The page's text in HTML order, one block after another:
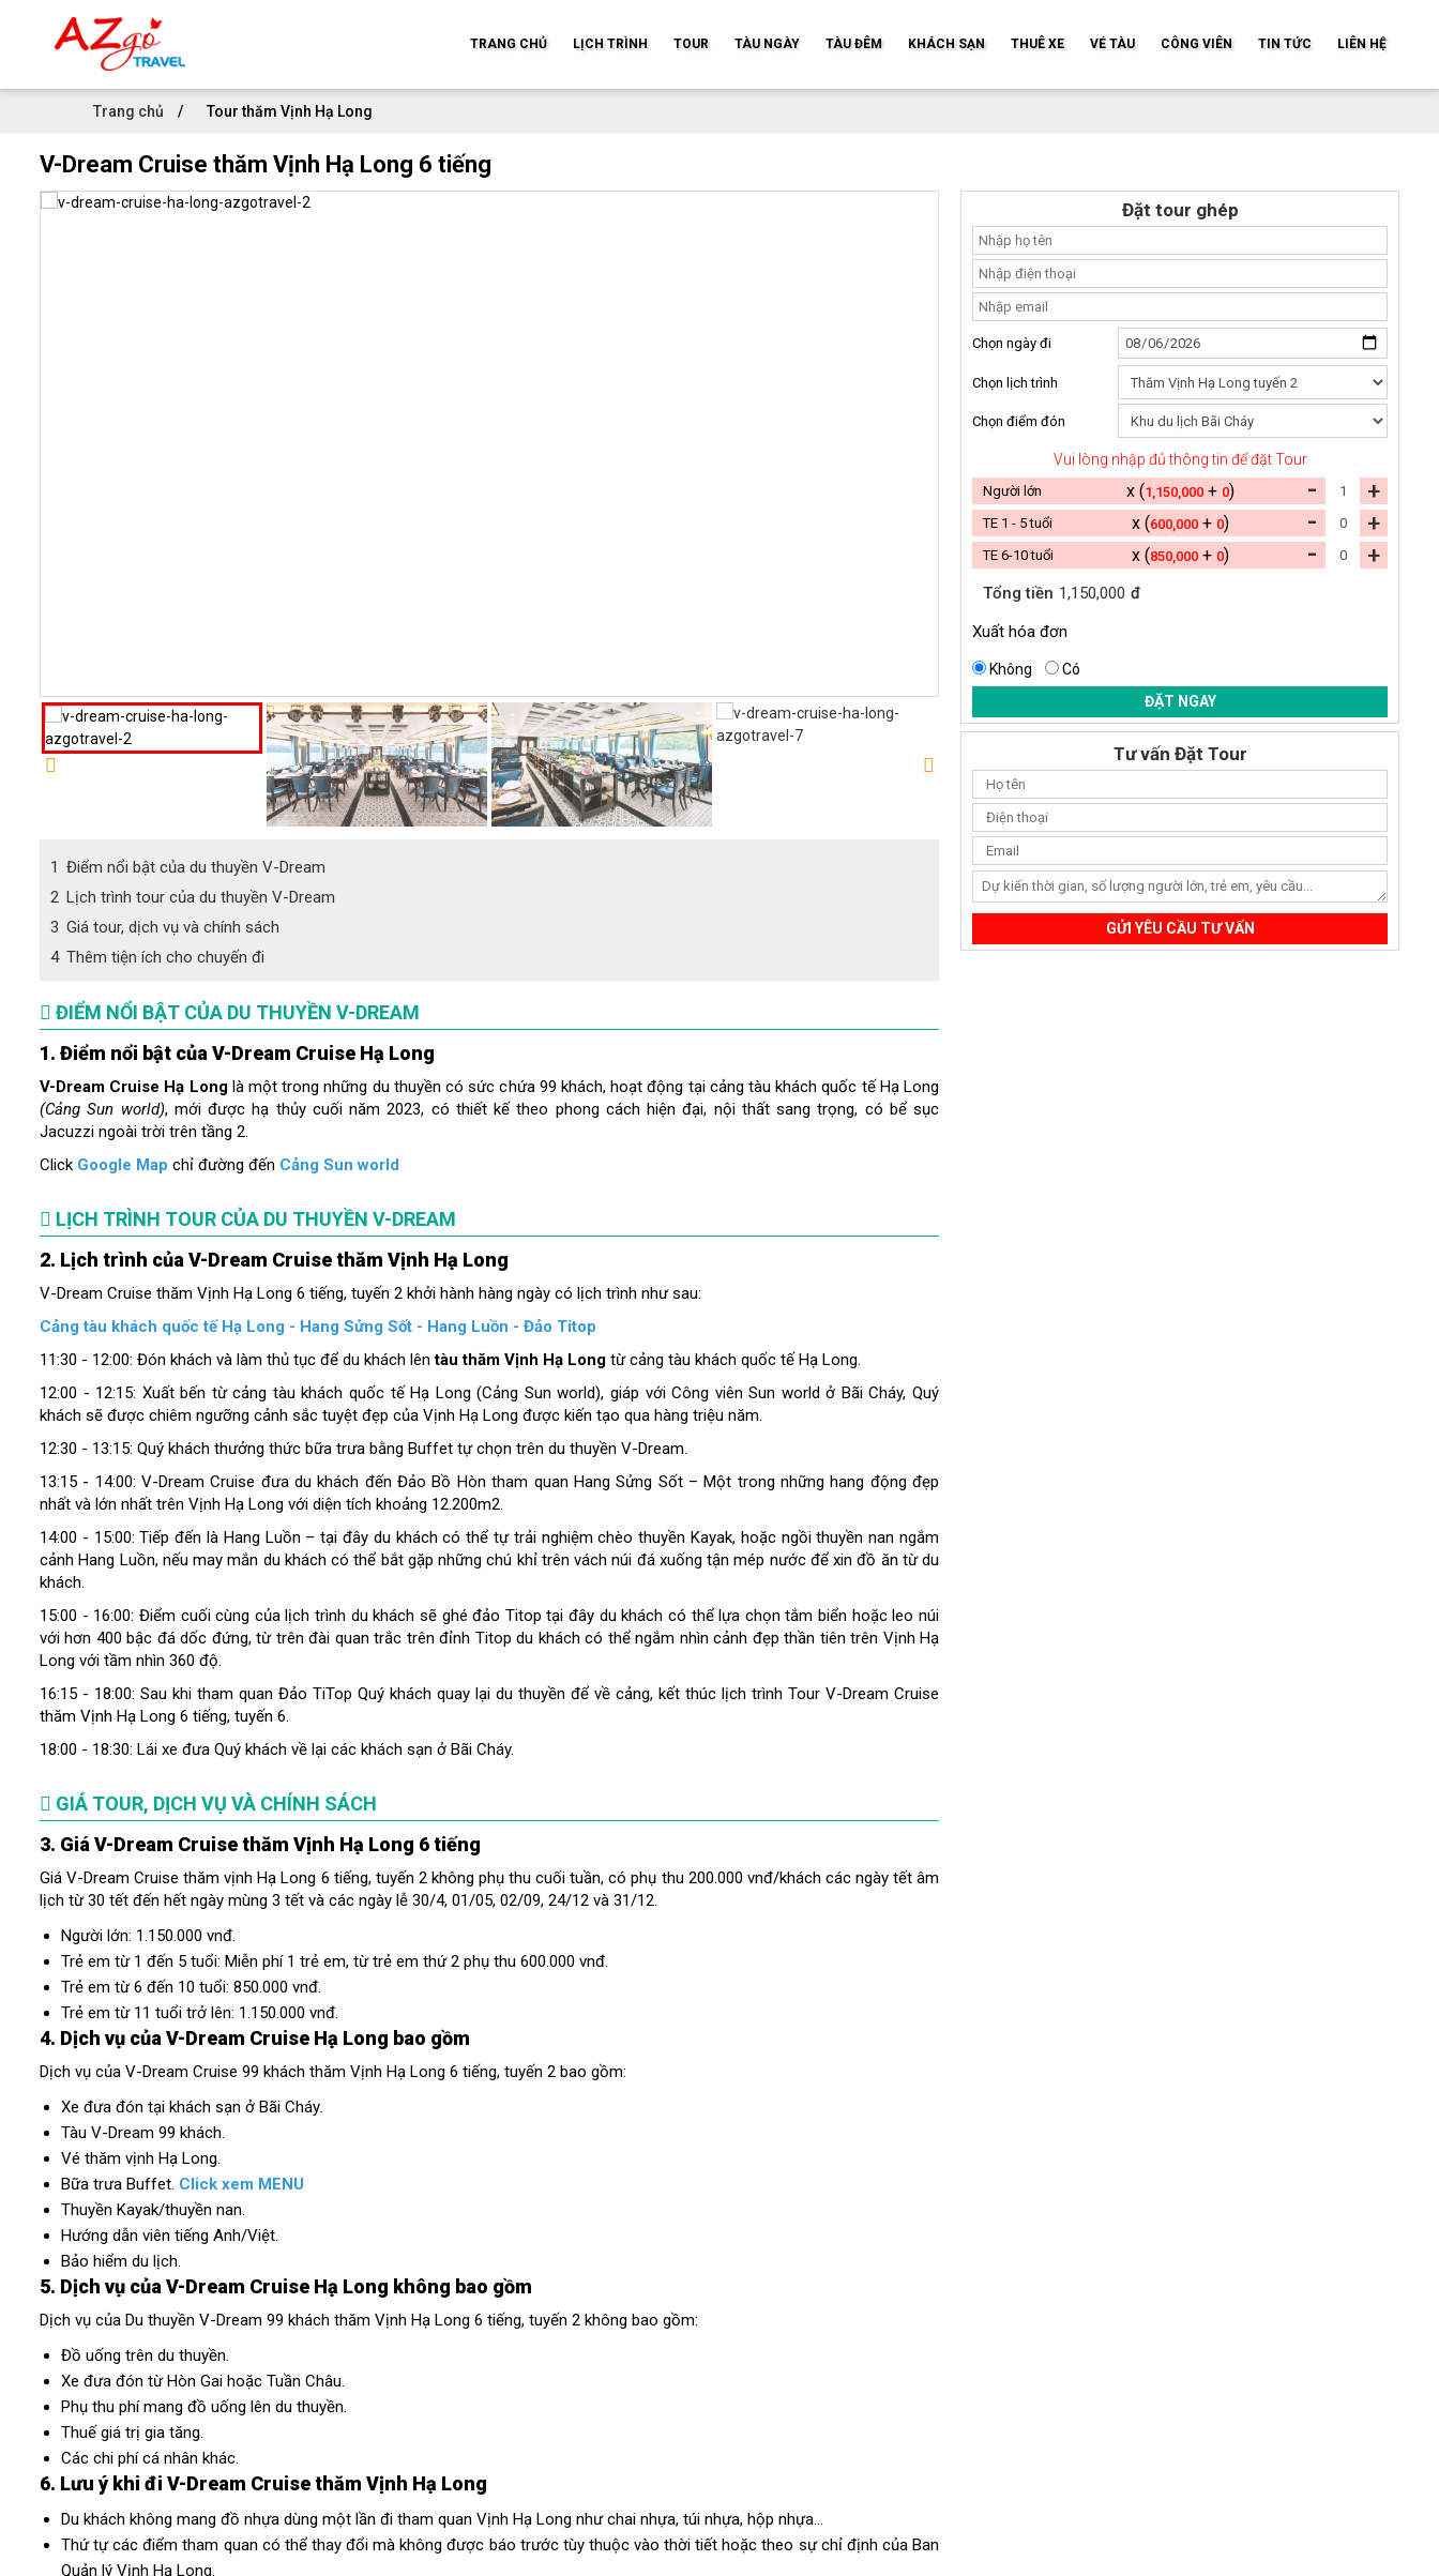
TRANG CHỦ LỊCH TRÌNH TOUR TÀU NGÀY TÀU ĐÊM KHÁCH SẠN THUÊ XE VÉ TÀU CÔNG VIÊN TIN TỨC LIÊN HỆ
Trang chủ Tour thăm Vịnh Hạ Long
V-Dream Cruise thăm Vịnh Hạ Long 6 tiếng
1 Điểm nổi bật của du thuyền V-Dream
2 Lịch trình tour của du thuyền V-Dream
3 Giá tour, dịch vụ và chính sách
4 Thêm tiện ích cho chuyến đi
ĐIỂM NỔI BẬT CỦA DU THUYỀN V-DREAM
1. Điểm nổi bật của V-Dream Cruise Hạ Long
V-Dream Cruise Hạ Longlà một trong những du thuyền có sức chứa 99 khách, hoạt động tại cảng tàu khách quốc tế Hạ Long
(Cảng Sun world), mới được hạ thủy cuối năm 2023, có thiết kế theo phong cách hiện đại, nội thất sang trọng, có bể sục
Jacuzzi ngoài trời trên tầng 2.
Click Google Map chỉ đường đến Cảng Sun world
LỊCH TRÌNH TOUR CỦA DU THUYỀN V-DREAM
2. Lịch trình củaV-Dream Cruisethăm Vịnh Hạ Long
V-Dream Cruise thăm Vịnh Hạ Long 6 tiếng, tuyến 2 khởi hành hàng ngày có lịch trình như sau:
Cảng tàu khách quốc tế Hạ Long - Hang Sửng Sốt - Hang Luồn - Đảo Titop
11:30 - 12:00: Đón khách và làm thủ tục để du khách lêntàu thăm Vịnh Hạ Long từ cảng tàu khách quốc tế Hạ Long.
12:00 - 12:15: Xuất bến từ cảng tàu khách quốc tế Hạ Long (Cảng Sun world), giáp với Công viên Sun world ở Bãi Cháy, Quý
khách sẽ được chiêm ngưỡng cảnh sắc tuyệt đẹp của Vịnh Hạ Long được kiến tạo qua hàng triệu năm.
12:30 - 13:15: Quý khách thưởng thức bữa trưa bằng Buffet tự chọn trên du thuyền V-Dream.
13:15 - 14:00: V-Dream Cruise đưa du khách đến Đảo Bồ Hòn tham quan Hang Sửng Sốt – Một trong những hang động đẹp
nhất và lớn nhất trên Vịnh Hạ Long với diện tích khoảng 12.200m2.
14:00 - 15:00: Tiếp đến là Hang Luồn – tại đây du khách có thể tự trải nghiệm chèo thuyền Kayak, hoặc ngồi thuyền nan ngắm
cảnh Hang Luồn, nếu may mắn du khách có thể bắt gặp những chú khỉ trên vách núi đá xuống tận mép nước để xin đồ ăn từ du
khách.
15:00 - 16:00: Điểm cuối cùng của lịch trình du khách sẽ ghé đảo Titop tại đây du khách có thể lựa chọn tắm biển hoặc leo núi
với hơn 400 bậc đá dốc đứng, từ trên đài quan trắc trên đỉnh Titop du khách có thể ngắm nhìn cảnh đẹp thần tiên trên Vịnh Hạ
Long với tầm nhìn 360 độ.
16:15 - 18:00: Sau khi tham quan Đảo TiTop Quý khách quay lại du thuyền để về cảng, kết thúc lịch trình Tour V-Dream Cruise
thăm Vịnh Hạ Long 6 tiếng, tuyến 6.
18:00 - 18:30: Lái xe đưa Quý khách về lại các khách sạn ở Bãi Cháy.
GIÁ TOUR, DỊCH VỤ VÀ CHÍNH SÁCH
3. Giá V-Dream Cruise thăm Vịnh Hạ Long 6 tiếng
Giá V-Dream Cruise thăm vịnh Hạ Long 6 tiếng, tuyến 2 không phụ thu cuối tuần, có phụ thu 200.000 vnđ/khách các ngày tết âm
lịch từ 30 tết đến hết ngày mùng 3 tết và các ngày lễ 30/4, 01/05, 02/09, 24/12 và 31/12.
Người lớn: 1.150.000 vnđ.
Trẻ em từ 1 đến 5 tuổi: Miễn phí 1 trẻ em, từ trẻ em thứ 2 phụ thu 600.000 vnđ.
Trẻ em từ 6 đến 10 tuổi: 850.000 vnđ.
Trẻ em từ 11 tuổi trở lên: 1.150.000 vnđ.
4. Dịch vụ của V-Dream Cruise Hạ Long bao gồm
Dịch vụ của V-Dream Cruise 99 khách thăm Vịnh Hạ Long 6 tiếng, tuyến 2 bao gồm:
Xe đưa đón tại khách sạn ở Bãi Cháy.
Tàu V-Dream 99 khách.
Vé thăm vịnh Hạ Long.
Bữa trưa Buffet. Click xem MENU
Thuyền Kayak/thuyền nan.
Hướng dẫn viên tiếng Anh/Việt.
Bảo hiểm du lịch.
5. Dịch vụ của V-Dream Cruise Hạ Long không bao gồm
Dịch vụ của Du thuyền V-Dream 99 khách thăm Vịnh Hạ Long 6 tiếng, tuyến 2 không bao gồm:
Đồ uống trên du thuyền.
Xe đưa đón từ Hòn Gai hoặc Tuần Châu.
Phụ thu phí mang đồ uống lên du thuyền.
Thuế giá trị gia tăng.
Các chi phí cá nhân khác.
6. Lưu ý khi đi V-Dream Cruise thăm Vịnh Hạ Long
Du khách không mang đồ nhựa dùng một lần đi tham quan Vịnh Hạ Long như chai nhựa, túi nhựa, hộp nhựa…
Thứ tự các điểm tham quan có thể thay đổi mà không được báo trước tùy thuộc vào thời tiết hoặc theo sự chỉ định của Ban
Quản lý Vịnh Hạ Long.
Đặt tour ghép
Chọn ngày đi
Chọn lịch trình
Chọn điểm đón
Vui lòng nhập đủ thông tin để đặt Tour
Người lớn x (1,150,000 + 0) - +
TE 1 - 5 tuổi x (600,000 + 0) - +
TE 6-10 tuổi x (850,000 + 0) - +
Tổng tiền 1,150,000 đ
Xuất hóa đơn
Không
Có
ĐẶT NGAY
Tư vấn Đặt Tour
GỬI YÊU CẦU TƯ VẤN